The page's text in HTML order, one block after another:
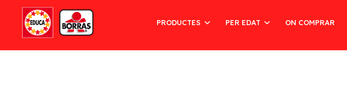
PRODUCTES PER EDAT ON COMPRAR